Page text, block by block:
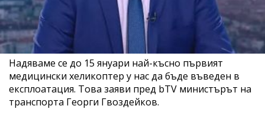
Надяваме се до 15 януари най-късно първият
медицински хеликоптер у нас да бъде въведен в
експлоатация. Това заяви пред bTV министърът на
транспорта Георги Гвоздейков.